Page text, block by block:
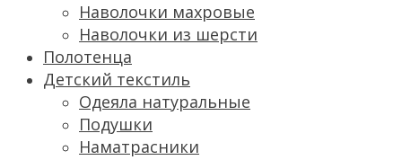
Наволочки махровые
Наволочки из шерсти
Полотенца
Детский текстиль
Одеяла натуральные
Подушки
Наматрасники